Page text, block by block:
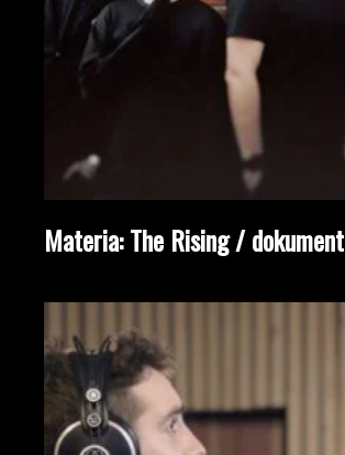
Materia: The Rising / dokument